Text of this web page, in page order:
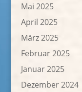
Mai 2025
April 2025
März 2025
Februar 2025
Januar 2025
Dezember 2024